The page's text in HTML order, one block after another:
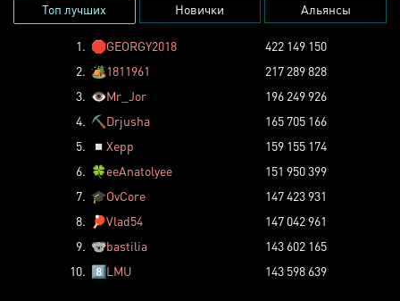
Топ лучших Новички Альянсы
1. 🛑GEORGY2018
422 149 150
2. 🏕️1811961
217 289 828
3. 👁️Mr_Jor
196 249 926
4. ⛏️ Drjusha
165 705 166
5.
◽ Xepp
159 155 174
6. 🍀eeAnatolyee
151 950 399
7. 🎓OvCore
147 423 931
8.
🏓Vlad54
147 042 961
9. 🐨bastilia
143 602 165
10. 8️⃣LMU 143 598 639